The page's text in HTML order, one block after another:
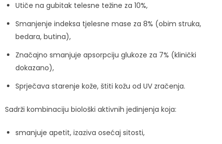
Utiče na gubitak telesne težine za 10%,
Smanjenje indeksa tjelesne mase za 8% (obim struka,
bedara, butina),
Značajno smanjuje apsorpciju glukoze za 7% (klinički
dokazano),
Sprječava starenje kože, štiti kožu od UV zračenja.
Sadrži kombinaciju biološki aktivnih jedinjenja koja:
smanjuje apetit, izaziva osećaj sitosti,